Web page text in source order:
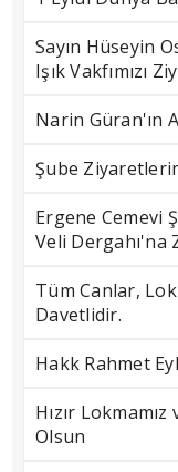
Sayın Hüseyin
Işık Vakfımızı
Narin Güran'ın
Şube
Ergene Cemevi
Veli Dergahı'na
Tüm Canlar,
Davetlidir.
Hakk Rahmet
Hızır
Olsun